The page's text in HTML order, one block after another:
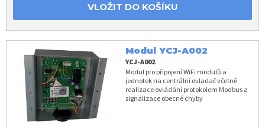
VLOŽIT DO KOŠÍKU
Modul YCJ-A002
YCJ-A002
Modul pro připojení WiFi modulů a
jednotek na centrální ovladač včetně
realizace ovládání protokolem Modbus a
signalizace obecné chyby